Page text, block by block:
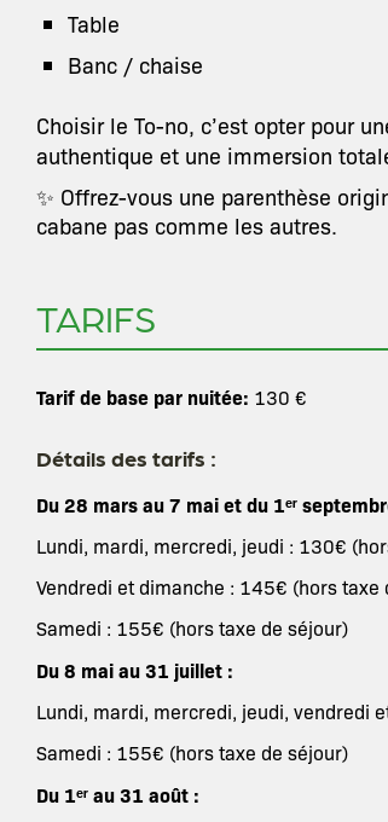
Table
Banc / chaise
Choisir le To-no, c’est opter pour
authentique et une immersion
✨ Offrez-vous une parenthèse
cabane pas comme les autres.
TARIFS
Tarif de base par nuitée: 130 €
Détails des tarifs :
Du 28 mars au 7 mai et du 1ᵉʳ
Lundi, mardi, mercredi, jeudi : 130€
Vendredi et dimanche : 145€ (hors taxe
Samedi : 155€ (hors taxe de séjour)
Du 8 mai au 31 juillet :
Lundi, mardi, mercredi, jeudi, vendredi
Samedi : 155€ (hors taxe de séjour)
Du 1ᵉʳ au 31 août :